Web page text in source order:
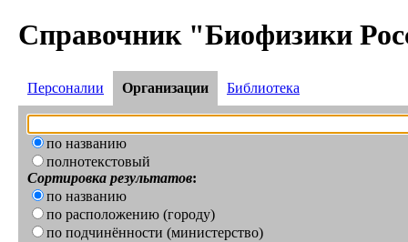
Справочник "Биофизики
Персоналии Организации Библиотека
по названию
полнотекстовый
Сортировка результатов:
по названию
по расположению (городу)
по подчинённости (министерство)